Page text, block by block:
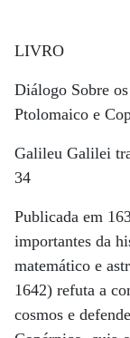
LIVRO
Diálogo Sobre
Ptolomaico e
Galileu Galilei
34
Publicada em
importantes da
matemático e
1642) refuta a
cosmos e